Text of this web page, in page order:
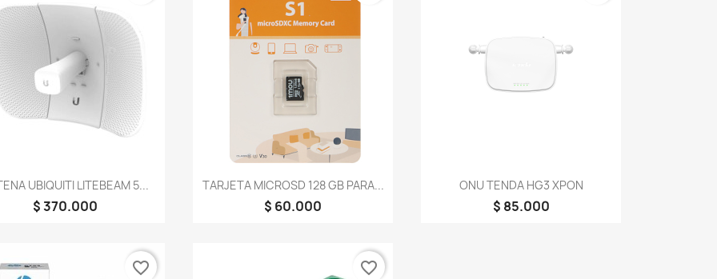
Vista rápida
UBIQUITI LITEBEAM 5...
$ 370.000
Vista rápida
TARJETA MICROSD 128 GB PARA...
$ 60.000
Vista rápida
ONU TENDA HG3 XPON
$ 85.000
favorite_border favorite_border